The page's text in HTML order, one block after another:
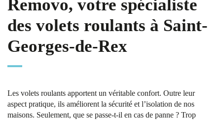
Removo, votre spécialiste
des volets roulants à Saint-
Georges-de-Rex
Les volets roulants apportent un véritable confort. Outre leur
aspect pratique, ils améliorent la sécurité et l’isolation de nos
maisons. Seulement, que se passe-t-il en cas de panne ? Trop